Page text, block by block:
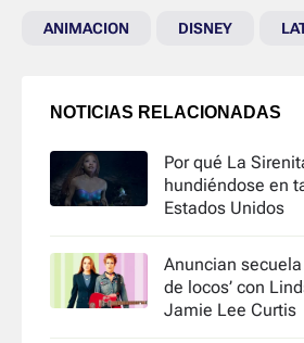
ANIMACION DISNEY
NOTICIAS RELACIONADAS
Por qué La
hundiéndose en
Estados Unidos
Anuncian secuela
de locos’ con
Jamie Lee Curtis